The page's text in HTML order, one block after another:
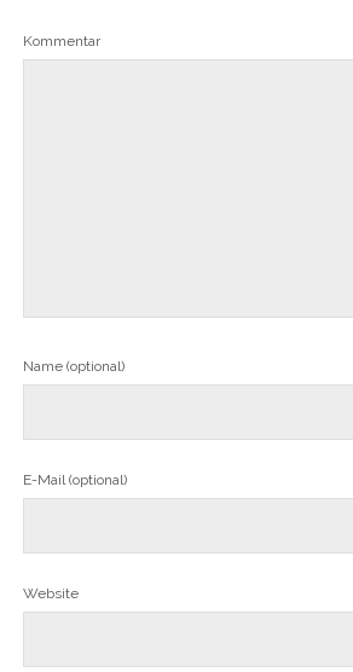
Kommentar
Name (optional)
E-Mail (optional)
Website